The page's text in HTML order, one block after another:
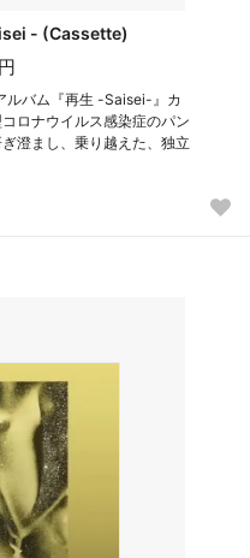
- (Cassette)
ルバム『再生 -Saisei-』カ
ロナウイルス感染症のパン
澄まし、乗り越えた、独立